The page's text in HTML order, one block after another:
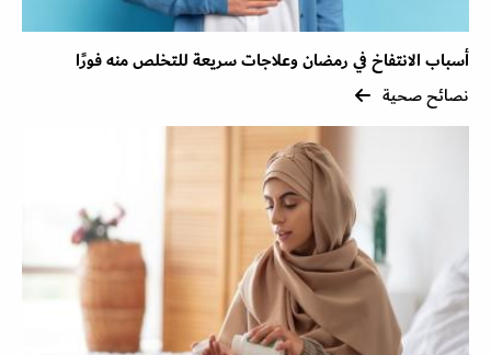
أسباب الانتفاخ في رمضان وعلاجات سريعة للتخلص منه فورًا
نصائح صحية